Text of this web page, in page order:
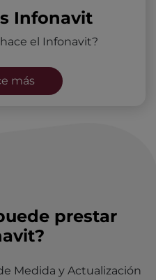
Infonavit
el Infonavit?
más
prestar
Medida y Actualización